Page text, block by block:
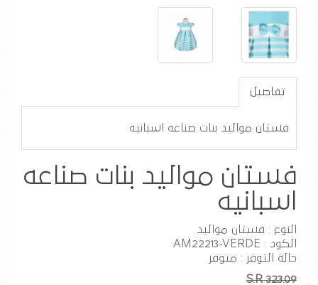
تفاصيل
فستان مواليد بنات صناعه اسبانيه
فستان مواليد بنات صناعه
اسبانيه
النوع : فستان مواليد
الكود : AM22213-VERDE
حالة التوفر : متوفر
S.R 323.09